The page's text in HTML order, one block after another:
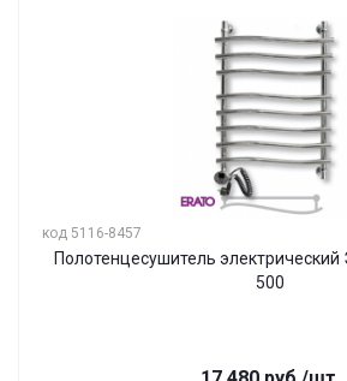
код 5116-8457
Полотенцесушитель
500